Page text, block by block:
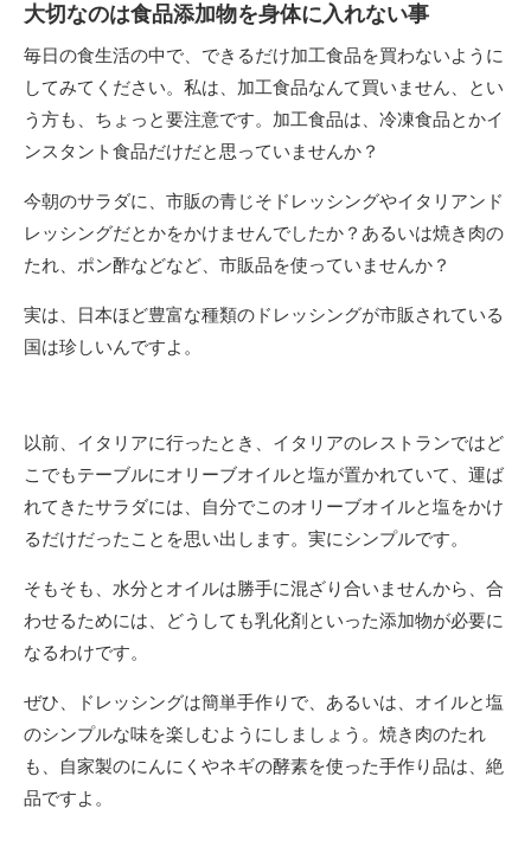
大切なのは食品添加物を身体に入れない事
毎日の食生活の中で、できるだけ加工食品を買わないように
してみてください。私は、加工食品なんて買いません、とい
う方も、ちょっと要注意です。加工食品は、冷凍食品とかイ
ンスタント食品だけだと思っていませんか？
今朝のサラダに、市販の青じそドレッシングやイタリアンド
レッシングだとかをかけませんでしたか？あるいは焼き肉の
たれ、ポン酢などなど、市販品を使っていませんか？
実は、日本ほど豊富な種類のドレッシングが市販されている
国は珍しいんですよ。
以前、イタリアに行ったとき、イタリアのレストランではど
こでもテーブルにオリーブオイルと塩が置かれていて、運ば
れてきたサラダには、自分でこのオリーブオイルと塩をかけ
るだけだったことを思い出します。実にシンプルです。
そもそも、水分とオイルは勝手に混ざり合いませんから、合
わせるためには、どうしても乳化剤といった添加物が必要に
なるわけです。
ぜひ、ドレッシングは簡単手作りで、あるいは、オイルと塩
のシンプルな味を楽しむようにしましょう。焼き肉のたれ
も、自家製のにんにくやネギの酵素を使った手作り品は、絶
品ですよ。